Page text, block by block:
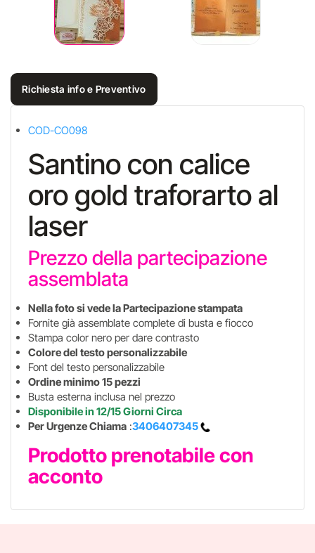
Richiesta info e Preventivo
COD-CO098
Santino con calice
oro gold traforarto al
laser
Prezzo della partecipazione
assemblata
Nella foto si vede la Partecipazione stampata
Fornite già assemblate complete di busta e fiocco
Stampa color nero per dare contrasto
Colore del testo personalizzabile
Font del testo personalizzabile
Ordine minimo 15 pezzi
Busta esterna inclusa nel prezzo
Disponibile in 12/15 Giorni Circa
Per Urgenze Chiama :3406407345
Prodotto prenotabile con
acconto